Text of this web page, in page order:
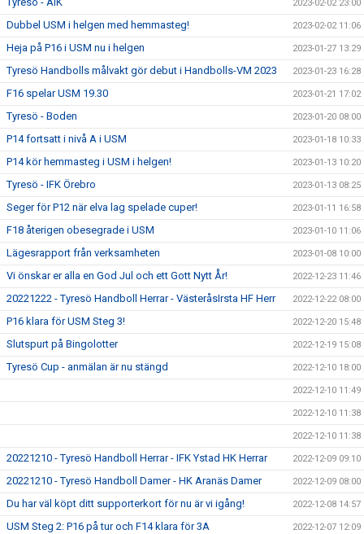
2023-02-02 23:00
Dubbel USM i helgen med hemmasteg! 2023-02-02 11:06
Heja på P16 i USM nu i helgen 2023-01-27 13:29
Tyresö Handbolls målvakt gör debut i Handbolls-VM 2023 2023-01-23 16:28
F16 spelar USM 19.30 2023-01-21 17:02
Tyresö - Boden 2023-01-20 08:00
P14 fortsatt i nivå A i USM 2023-01-18 10:33
P14 kör hemmasteg i USM i helgen! 2023-01-13 10:20
Tyresö - IFK Örebro 2023-01-13 08:25
Seger för P12 när elva lag spelade cuper! 2023-01-11 16:58
F18 återigen obesegrade i USM 2023-01-10 11:06
Lägesrapport från verksamheten 2023-01-08 10:00
Vi önskar er alla en God Jul och ett Gott Nytt År! 2022-12-23 11:46
20221222 - Tyresö Handboll Herrar - VästeråsIrsta HF Herr 2022-12-22 08:00
P16 klara för USM Steg 3! 2022-12-20 15:48
Slutspurt på Bingolotter 2022-12-19 15:08
Tyresö Cup - anmälan är nu stängd 2022-12-10 18:00
2022-12-10 11:49
2022-12-10 11:38
2022-12-10 11:38
20221210 - Tyresö Handboll Herrar - IFK Ystad HK Herrar 2022-12-09 09:10
20221210 - Tyresö Handboll Damer - HK Aranäs Damer 2022-12-09 08:00
Du har väl köpt ditt supporterkort för nu är vi igång! 2022-12-08 14:57
USM Steg 2: P16 på tur och F14 klara för 3A 2022-12-07 12:09